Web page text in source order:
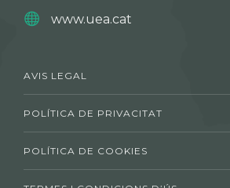
www.uea.cat
AVIS LEGAL
POLÍTICA DE PRIVACITAT
POLÍTICA DE COOKIES